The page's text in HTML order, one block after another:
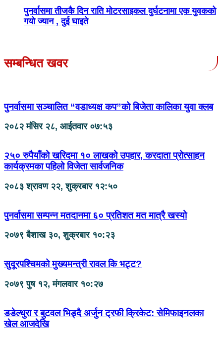
पुनर्वासमा तीजकै दिन राति मोटरसाइकल दुर्घटनामा एक युवकको
गयो ज्यान , दुई घाइते
सम्बन्धित खवर
पुनर्वासमा सञ्चालित “वडाध्यक्ष कप”को बिजेता कालिका युवा क्लब
२०८२ मंसिर २८, आईतवार ०७:५३
२५० रुपैयाँको खरिदमा १० लाखको उपहार, करदाता प्रोत्साहन
कार्यक्रमका पहिलो विजेता सार्वजनिक
२०८३ श्रावण २२, शुक्रबार १२:५०
पुनर्वासमा सम्पन्न मतदानमा ६० प्रतिशत मत मात्रै खस्यो
२०७९ बैशाख ३०, शुक्रबार १०:२३
सुदूरपश्चिमको मुख्यमन्त्री रावल कि भट्ट?
२०७९ पुष १२, मंगलवार १०:२७
डडेल्धुरा र बुटवल भिड्दै अर्जुन ट्रफी क्रिकेट: सेमिफाइनलका
खेल आजदेखि